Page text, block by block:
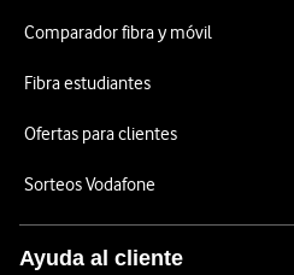
Comparador fibra y móvil
Fibra estudiantes
Ofertas para clientes
Sorteos Vodafone
Ayuda al cliente